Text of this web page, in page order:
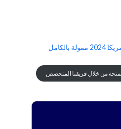
بالكامل
من خلال فريقنا المتخصص